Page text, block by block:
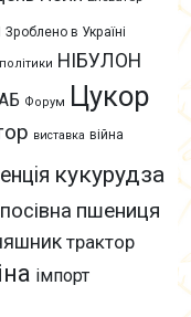
Зроблено в Україні
НІБУЛОН
Форум Цукор
виставка війна
кукурудза
посівна пшениця
трактор
імпорт